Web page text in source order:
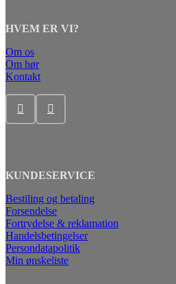
HVEM ER VI?
Om os
Om hør
Kontakt
KUNDESERVICE
Bestiling og betaling
Forsendelse
Fortrydelse & reklamation
Handelsbetingelser
Persondatapolitik
Min ønskeliste